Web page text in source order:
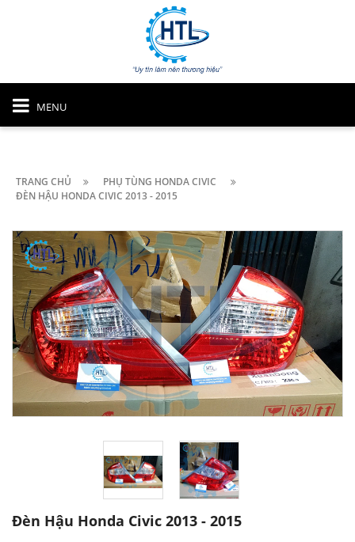
MENU
TRANG CHỦ
PHỤ TÙNG HONDA CIVIC
ĐÈN HẬU HONDA CIVIC 2013 - 2015
Đèn Hậu Honda Civic 2013 - 2015